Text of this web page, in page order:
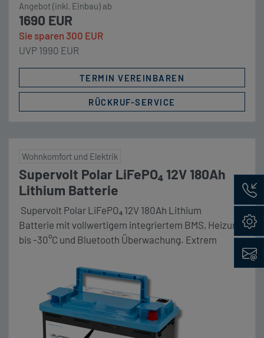
Angebot (inkl. Einbau) ab
1690 EUR
Sie sparen 300 EUR
UVP 1990 EUR
TERMIN VEREINBAREN
RÜCKRUF-SERVICE
Wohnkomfort und Elektrik
Supervolt Polar LiFePO₄ 12V 180Ah
Lithium Batterie
Supervolt Polar LiFePO₄ 12V 180Ah Lithium
Batterie mit vollwertigem integriertem BMS, Heizung
bis -30°C und Bluetooth Überwachung. Extrem
Entladungstiefe (DoD). Maße (LxBxH) 353 x 175 x 190
mm Unser Komplettpaket Die Vorteile im Überblick:
❄️ Polar-Vorteil: Sicheres Laden bis −30 °C dank
integrierter Heizung.💪 Konstante Power: 160 A
Dauerstrom und 250 A Peak – genug für